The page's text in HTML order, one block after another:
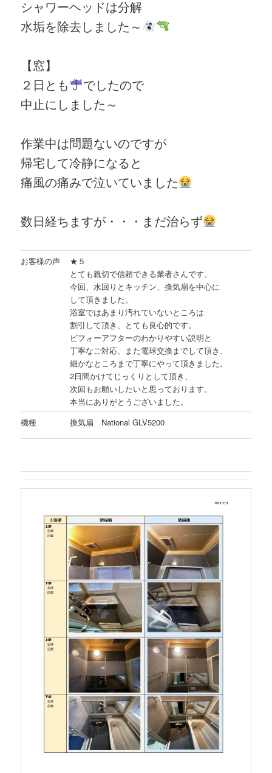
シャワーヘッドは分解
水垢を除去しました～
【窓】
２日とも
でしたので
中止にしました～
作業中は問題ないのですが
帰宅して冷静になると
痛風の痛みで泣いていました
数日経ちますが・・・まだ治らず
お客様の声
★５
とても親切で信頼できる業者さんです。
今回、水回りとキッチン、換気扇を中心に
して頂きました。
浴室ではあまり汚れていないところは
割引して頂き、とても良心的です。
ビフォーアフターのわかりやすい説明と
丁寧なご対応、また電球交換までして頂き、
細かなところまで丁寧にやって頂きました。
2日間かけてじっくりとして頂き、
次回もお願いしたいと思っております。
本当にありがとうございました。
機種
換気扇 National GLV5200